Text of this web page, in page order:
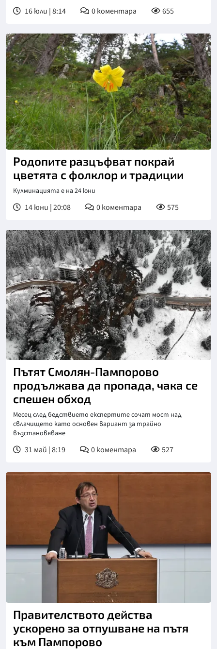
16 юли | 8:14 0коментара 655
Родопите разцъфват покрай
цветята с фолклор и традиции
Кулминацията е на 24 юни
14 юни | 20:08 0коментара 575
Снимка: БТА
Пътят Смолян-Пампорово
продължава да пропада, чака се
спешен обход
Месец след бедствието експертите сочат мост над
свлачището като основен вариант за трайно
възстановяване
31 май | 8:19 0коментара 527
Правителството действа
ускорено за отпушване на пътя
към Пампорово